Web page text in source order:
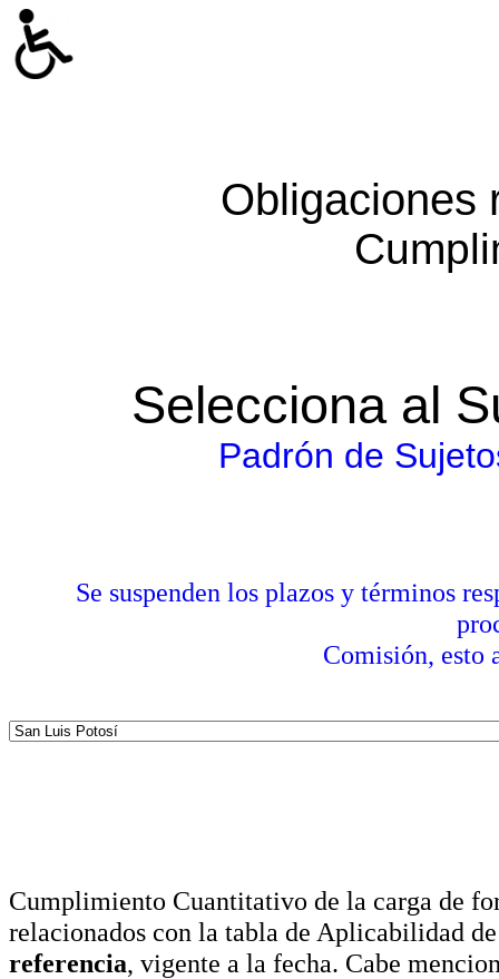
Obligaciones
Selecciona al
Padrón de
Se suspenden los plazos y términos
Comisión, esto
Cumplimiento Cuantitativo de la carga de
relacionados con la tabla de Aplicabilidad
referencia, vigente a la fecha. Cabe